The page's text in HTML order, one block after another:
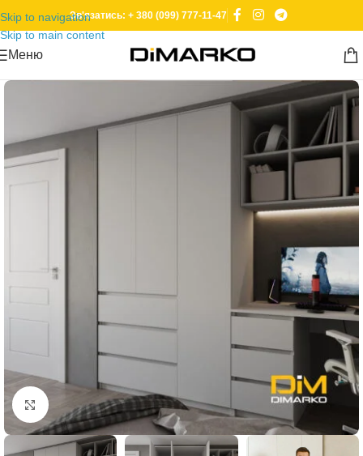
Skip to navigation
Skip to main content
Зв'язатись: + 380 (099) 777-11-47
Меню
Click to enlarge